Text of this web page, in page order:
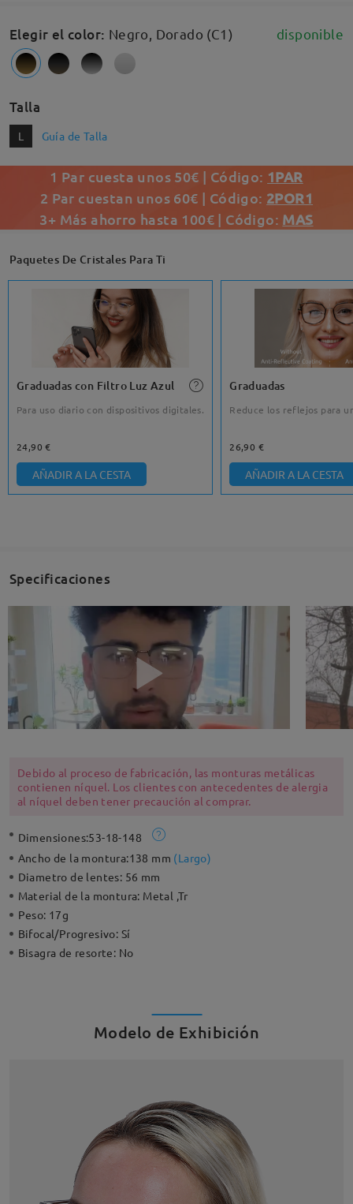
Elegir el color: Negro, Dorado (C1) disponible
Talla
L Guía de Talla
1 Par cuesta unos 50€ | Código: 1PAR
2 Par cuestan unos 60€ | Código: 2POR1
3+ Más ahorro hasta 100€ | Código: MAS
Paquetes De Cristales Para Ti
Graduadas con Filtro Luz Azul
Para uso diario con dispositivos digitales.
24,90 €
AÑADIR A LA CESTA
Graduadas
Reduce los reflejos para
26,90 €
AÑADIR A LA CESTA
Specificaciones
Debido al proceso de fabricación, las monturas metálicas
contienen níquel. Los clientes con antecedentes de alergia
al níquel deben tener precaución al comprar.
Dimensiones:53-18-148
Ancho de la montura:138 mm (Largo)
Diametro de lentes: 56 mm
Material de la montura: Metal ,Tr
Peso: 17g
Bifocal/Progresivo: Sí
Bisagra de resorte: No
Modelo de Exhibición